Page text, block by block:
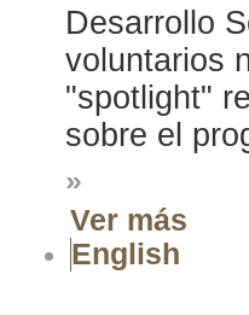
Desarrollo
voluntarios
"spotlight"
sobre el
»
Ver más
English